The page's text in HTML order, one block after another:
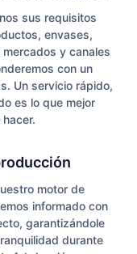
sus requisitos
envases,
y canales
con un
Un servicio rápido,
es lo que mejor
motor de
informado con
garantizándole
durante